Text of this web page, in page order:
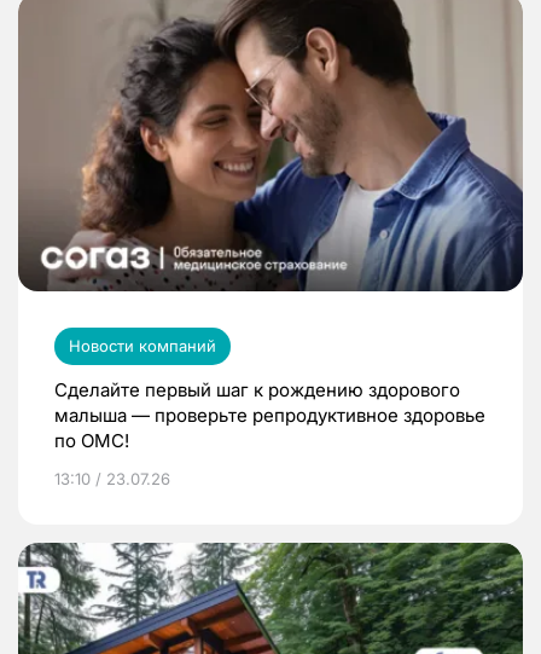
Новости компаний
Сделайте первый шаг к рождению здорового
малыша — проверьте репродуктивное здоровье
по ОМС!
13:10 / 23.07.26